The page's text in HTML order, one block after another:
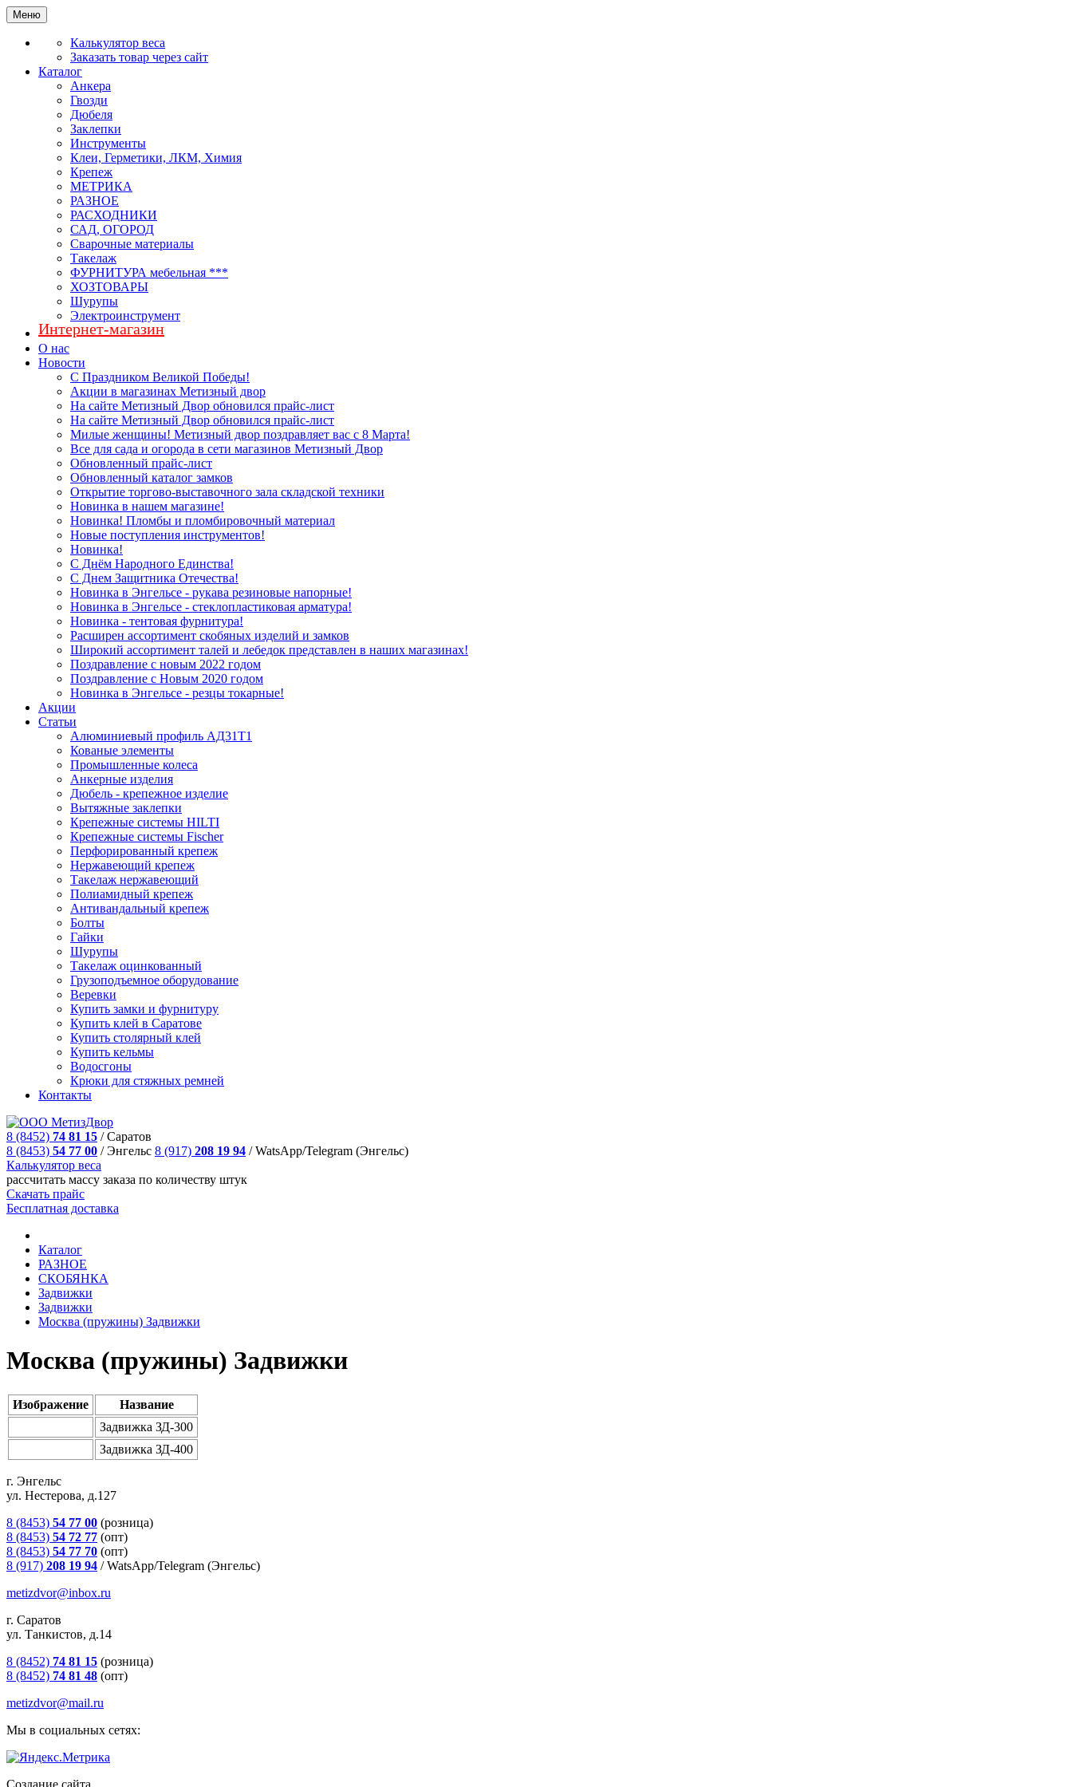
Меню
Калькулятор веса
Заказать товар через сайт
Каталог
Анкера
Гвозди
Дюбеля
Заклепки
Инструменты
Клеи, Герметики, ЛКМ, Химия
Крепеж
МЕТРИКА
РАЗНОЕ
РАСХОДНИКИ
САД, ОГОРОД
Сварочные материалы
Такелаж
ФУРНИТУРА мебельная ***
ХОЗТОВАРЫ
Шурупы
Электроинструмент
Интернет-магазин
О нас
Новости
С Праздником Великой Победы!
Акции в магазинах Метизный двор
На сайте Метизный Двор обновился прайс-лист
На сайте Метизный Двор обновился прайс-лист
Милые женщины! Метизный двор поздравляет вас с 8 Марта!
Все для сада и огорода в сети магазинов Метизный Двор
Обновленный прайс-лист
Обновленный каталог замков
Открытие торгово-выставочного зала складской техники
Новинка в нашем магазине!
Новинка! Пломбы и пломбировочный материал
Новые поступления инструментов!
Новинка!
С Днём Народного Единства!
С Днем Защитника Отечества!
Новинка в Энгельсе - рукава резиновые напорные!
Новинка в Энгельсе - стеклопластиковая арматура!
Новинка - тентовая фурнитура!
Расширен ассортимент скобяных изделий и замков
Широкий ассортимент талей и лебедок представлен в наших магазинах!
Поздравление с новым 2022 годом
Поздравление с Новым 2020 годом
Новинка в Энгельсе - резцы токарные!
Акции
Статьи
Алюминиевый профиль АД31Т1
Кованые элементы
Промышленные колеса
Анкерные изделия
Дюбель - крепежное изделие
Вытяжные заклепки
Крепежные системы HILTI
Крепежные системы Fischer
Перфорированный крепеж
Нержавеющий крепеж
Такелаж нержавеющий
Полиамидный крепеж
Антивандальный крепеж
Болты
Гайки
Шурупы
Такелаж оцинкованный
Грузоподъемное оборудование
Веревки
Купить замки и фурнитуру
Купить клей в Саратове
Купить столярный клей
Купить кельмы
Водосгоны
Крюки для стяжных ремней
Контакты
8 (8452) 74 81 15 /Саратов
8 (8453) 54 77 00 /Энгельс 8 (917) 208 19 94 /WatsApp/Telegram (Энгельс)
Калькулятор веса
рассчитать массу заказа по количеству штук
Скачать прайс
Бесплатная доставка
Каталог
РАЗНОЕ
СКОБЯНКА
Задвижки
Задвижки
Москва (пружины) Задвижки
Москва (пружины) Задвижки
Изображение
Название
Задвижка ЗД-300
Задвижка ЗД-400
г. Энгельс
ул. Нестерова, д.127
8 (8453) 54 77 00 (розница)
8 (8453) 54 72 77 (опт)
8 (8453) 54 77 70 (опт)
8 (917) 208 19 94 /WatsApp/Telegram (Энгельс)
metizdvor@inbox.ru
г. Саратов
ул. Танкистов, д.14
8 (8452) 74 81 15 (розница)
8 (8452) 74 81 48 (опт)
metizdvor@mail.ru
Мы в социальных сетях:
Создание сайта